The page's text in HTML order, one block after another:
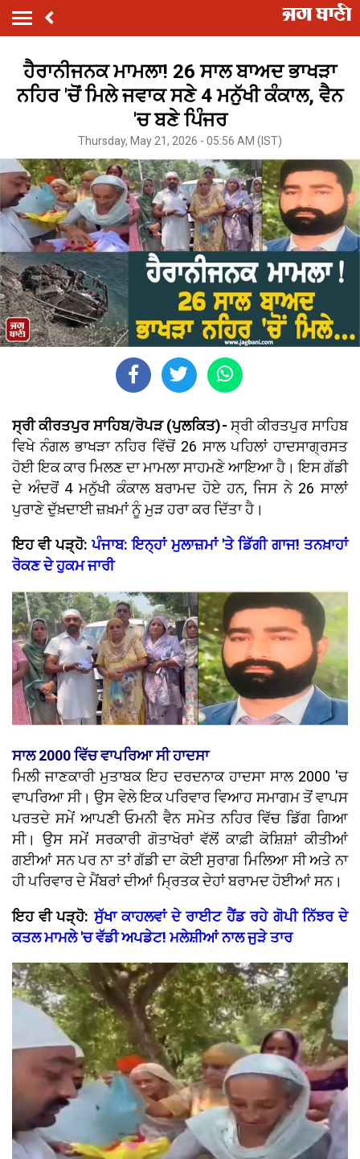
ਹੈਰਾਨੀਜਨਕ ਮਾਮਲਾ! 26 ਸਾਲ ਬਾਅਦ ਭਾਖੜਾ
ਨਹਿਰ 'ਚੋਂ ਮਿਲੇ ਜਵਾਕ ਸਣੇ 4 ਮਨੁੱਖੀ ਕੰਕਾਲ, ਵੈਨ
'ਚ ਬਣੇ ਪਿੰਜਰ
Thursday, May 21, 2026 - 05:56 AM (IST)
ਸ੍ਰੀ ਕੀਰਤਪੁਰ ਸਾਹਿਬ/ਰੋਪੜ (ਪੁਲਕਿਤ)-ਸ੍ਰੀ ਕੀਰਤਪੁਰ ਸਾਹਿਬ
ਵਿਖੇ ਨੰਗਲ ਭਾਖੜਾ ਨਹਿਰ ਵਿੱਚੋਂ 26 ਸਾਲ ਪਹਿਲਾਂ ਹਾਦਸਾਗ੍ਰਸਤ
ਹੋਈ ਇਕ ਕਾਰ ਮਿਲਣ ਦਾ ਮਾਮਲਾ ਸਾਹਮਣੇ ਆਇਆ ਹੈ। ਇਸ ਗੱਡੀ
ਦੇ ਅੰਦਰੋਂ 4 ਮਨੁੱਖੀ ਕੰਕਾਲ ਬਰਾਮਦ ਹੋਏ ਹਨ, ਜਿਸ ਨੇ 26 ਸਾਲਾਂ
ਪੁਰਾਣੇ ਦੁੱਖ਼ਦਾਈ ਜ਼ਖ਼ਮਾਂ ਨੂੰ ਮੁੜ ਹਰਾ ਕਰ ਦਿੱਤਾ ਹੈ।
ਇਹ ਵੀ ਪੜ੍ਹੋ:ਪੰਜਾਬ: ਇਨ੍ਹਾਂ ਮੁਲਾਜ਼ਮਾਂ 'ਤੇ ਡਿੱਗੀ ਗਾਜ! ਤਨਖ਼ਾਹਾਂ
ਰੋਕਣ ਦੇ ਹੁਕਮ ਜਾਰੀ
ਸਾਲ 2000 ਵਿੱਚ ਵਾਪਰਿਆ ਸੀ ਹਾਦਸਾ
ਮਿਲੀ ਜਾਣਕਾਰੀ ਮੁਤਾਬਕ ਇਹ ਦਰਦਨਾਕ ਹਾਦਸਾ ਸਾਲ 2000 'ਚ
ਵਾਪਰਿਆ ਸੀ। ਉਸ ਵੇਲੇ ਇਕ ਪਰਿਵਾਰ ਵਿਆਹ ਸਮਾਗਮ ਤੋਂ ਵਾਪਸ
ਪਰਤਦੇ ਸਮੇਂ ਆਪਣੀ ਓਮਨੀ ਵੈਨ ਸਮੇਤ ਨਹਿਰ ਵਿੱਚ ਡਿੱਗ ਗਿਆ
ਸੀ। ਉਸ ਸਮੇਂ ਸਰਕਾਰੀ ਗੋਤਾਖੋਰਾਂ ਵੱਲੋਂ ਕਾਫ਼ੀ ਕੋਸ਼ਿਸ਼ਾਂ ਕੀਤੀਆਂ
ਗਈਆਂ ਸਨ ਪਰ ਨਾ ਤਾਂ ਗੱਡੀ ਦਾ ਕੋਈ ਸੁਰਾਗ ਮਿਲਿਆ ਸੀ ਅਤੇ ਨਾ
ਹੀ ਪਰਿਵਾਰ ਦੇ ਮੈਂਬਰਾਂ ਦੀਆਂ ਮ੍ਰਿਤਕ ਦੇਹਾਂ ਬਰਾਮਦ ਹੋਈਆਂ ਸਨ।
ਇਹ ਵੀ ਪੜ੍ਹੋ:ਸੁੱਖਾ ਕਾਹਲਵਾਂ ਦੇ ਰਾਈਟ ਹੈਂਡ ਰਹੇ ਗੋਪੀ ਨਿੱਝਰ ਦੇ
ਕਤਲ ਮਾਮਲੇ 'ਚ ਵੱਡੀ ਅਪਡੇਟ! ਮਲੇਸ਼ੀਆਂ ਨਾਲ ਜੁੜੇ ਤਾਰ